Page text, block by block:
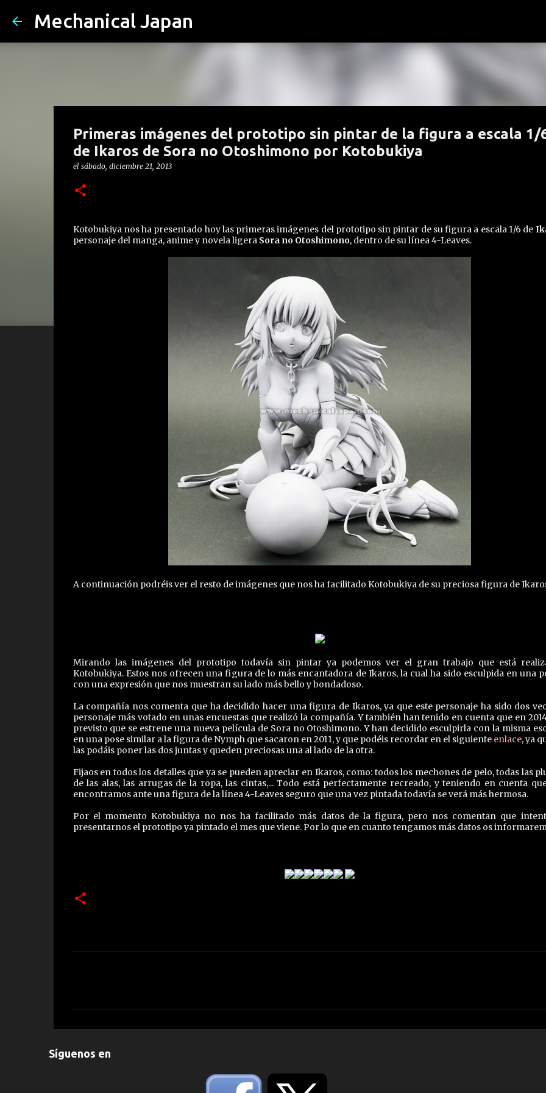
Mechanical Japan
Primeras imágenes del prototipo sin pintar de la figura a escala 1/
de Ikaros de Sora no Otoshimono por Kotobukiya
el sábado, diciembre 21, 2013
Kotobukiya nos ha presentado hoy las primeras imágenes del prototipo sin pintar de su figura a escala 1/6 de
personaje del manga, anime y novela ligera Sora no Otoshimono, dentro de su línea 4-Leaves.
A continuación podréis ver el resto de imágenes que nos ha facilitado Kotobukiya de su preciosa figura de
Mirando las imágenes del prototipo todavía sin pintar ya podemos ver el gran trabajo que está
Kotobukiya. Estos nos ofrecen una figura de lo más encantadora de Ikaros, la cual ha sido esculpida en una
con una expresión que nos muestran su lado más bello y bondadoso.
La compañía nos comenta que ha decidido hacer una figura de Ikaros, ya que este personaje ha sido dos
personaje más votado en unas encuestas que realizó la compañía. Y también han tenido en cuenta que en
previsto que se estrene una nueva película de Sora no Otoshimono. Y han decidido esculpirla con la misma
en una pose similar a la figura de Nymph que sacaron en 2011, y que podéis recordar en el siguiente enlace, ya
las podáis poner las dos juntas y queden preciosas una al lado de la otra.
Fijaos en todos los detalles que ya se pueden apreciar en Ikaros, como: todos los mechones de pelo, todas las
de las alas, las arrugas de la ropa, las cintas,... Todo está perfectamente recreado, y teniendo en cuenta
encontramos ante una figura de la línea 4-Leaves seguro que una vez pintada todavía se verá más hermosa.
Por el momento Kotobukiya no nos ha facilitado más datos de la figura, pero nos comentan que
presentarnos el prototipo ya pintado el mes que viene. Por lo que en cuanto tengamos más datos os
t
Síguenos en